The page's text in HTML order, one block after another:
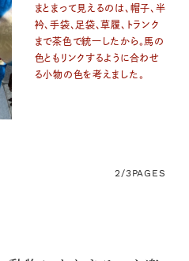
まとまって見えるのは、帽子、半
衿、手袋、足袋、草履、トランク
まで茶色で統一したから。馬の
色ともリンクするように合わせ
る小物の色を考えました。
2/3PAGES